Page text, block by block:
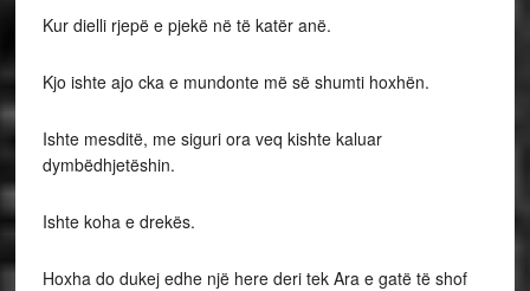
Kur dielli rjepë e pjekë në të katër anë.
Kjo ishte ajo cka e mundonte më së shumti hoxhën.
Ishte mesditë, me siguri ora veq kishte kaluar
dymbëdhjetëshin.
Ishte koha e drekës.
Hoxha do dukej edhe një here deri tek Ara e gatë të shof